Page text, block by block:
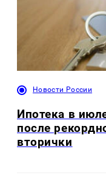
Новости России
Ипотека в
после
вторички